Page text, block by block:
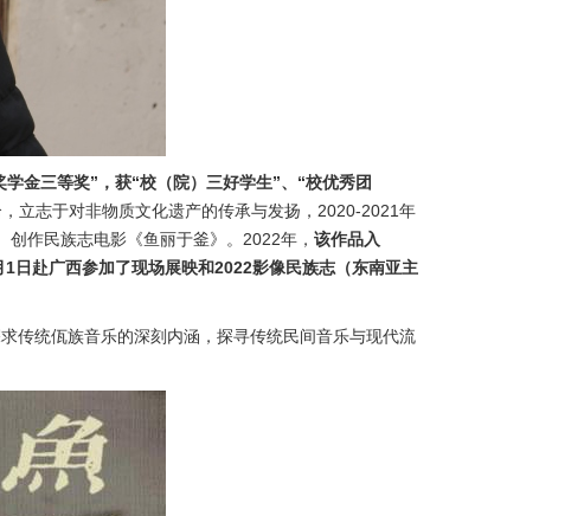
学金三等奖”，获“校（院）三好学生”、“校优秀团
立志于对非物质文化遗产的传承与发扬，2020-2021年
作民族志电影《鱼丽于釜》。2022年， 该作品入
日赴广西参加了现场展映和2022影像民族志（东南亚主
传统佤族音乐的深刻内涵，探寻传统民间音乐与现代流